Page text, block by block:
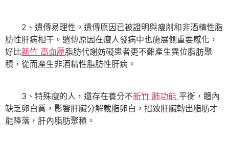
2、遺傳易理性。遺傳原因已被證明與瘦削和非酒精性脂
肪性肝病相干。遺傳原因在瘦人發病中也施展側重要感化，
好比新竹 高血壓脂肪代謝妨礙患者更不難產生異位脂肪聚
積，從而產生非酒精性脂肪性肝病。
3、特殊瘦的人，還存在養分不新竹 肺功能 平衡，體內
缺乏卵白質，影響肝臟分解載脂卵白，招致肝臟轉出脂肪才
能降落，肝內脂肪聚積。